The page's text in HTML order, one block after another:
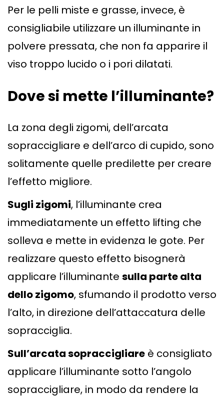
Per le pelli miste e grasse, invece, è
consigliabile utilizzare un illuminante in
polvere pressata, che non fa apparire il
viso troppo lucido o i pori dilatati.
Dove si mette l’illuminante?
La zona degli zigomi, dell’arcata
sopraccigliare e dell’arco di cupido, sono
solitamente quelle predilette per creare
l’effetto migliore.
Sugli zigomi, l’illuminante crea
immediatamente un effetto lifting che
solleva e mette in evidenza le gote. Per
realizzare questo effetto bisognerà
applicare l’illuminante sulla parte alta
dello zigomo, sfumando il prodotto verso
l’alto, in direzione dell’attaccatura delle
sopracciglia.
Sull’arcata sopraccigliare è consigliato
applicare l’illuminante sotto l’angolo
sopraccigliare, in modo da rendere la